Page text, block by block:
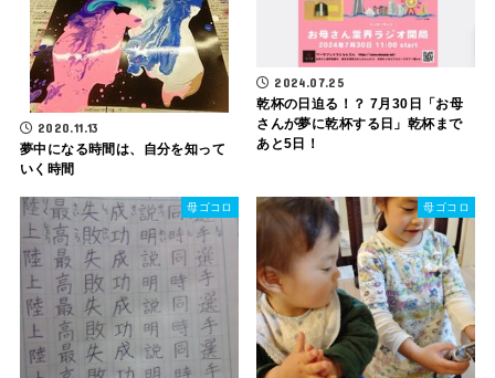
2020.11.13
夢中になる時間は、自分を知って
いく時間
2024.07.25
乾杯の日迫る！？ 7月30日「お母
さんが夢に乾杯する日」乾杯まで
あと5日！
母ゴコロ 母ゴコロ